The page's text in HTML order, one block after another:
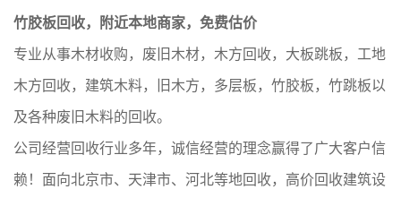
竹胶板回收，附近本地商家，免费估价
专业从事木材收购，废旧木材，木方回收，大板跳板，工地
木方回收，建筑木料，旧木方，多层板，竹胶板，竹跳板以
及各种废旧木料的回收。
公司经营回收行业多年，诚信经营的理念赢得了广大客户信
赖！面向北京市、天津市、河北等地回收，高价回收建筑设